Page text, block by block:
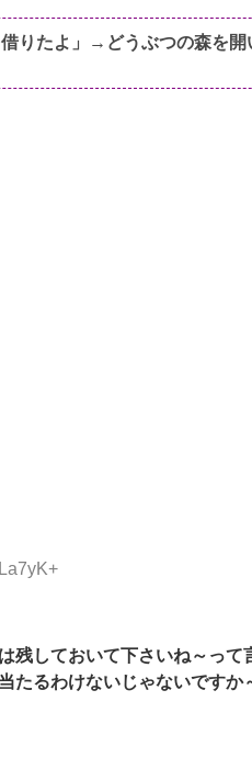
りたよ」→どうぶつの森を
残しておいて下さいね～って
たるわけないじゃないですか